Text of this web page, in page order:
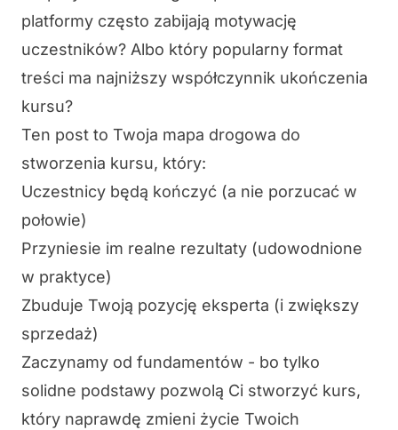
platformy często zabijają motywację
uczestników? Albo który popularny format
treści ma najniższy współczynnik ukończenia
kursu?
Ten post to Twoja mapa drogowa do
stworzenia kursu, który:
Uczestnicy będą kończyć (a nie porzucać w
połowie)
Przyniesie im realne rezultaty (udowodnione
w praktyce)
Zbuduje Twoją pozycję eksperta (i zwiększy
sprzedaż)
Zaczynamy od fundamentów - bo tylko
solidne podstawy pozwolą Ci stworzyć kurs,
który naprawdę zmieni życie Twoich